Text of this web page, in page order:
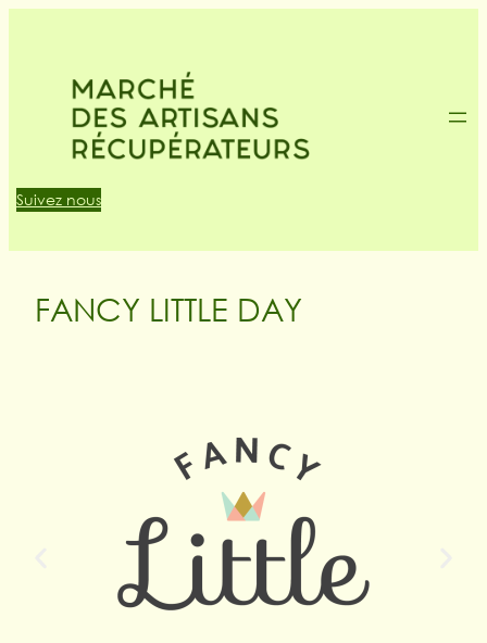
Suivez nous
FANCY LITTLE DAY